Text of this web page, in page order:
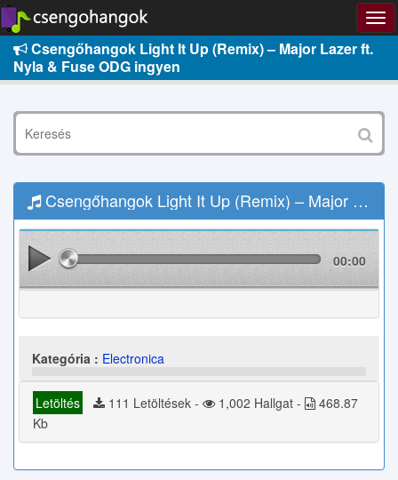
Csengőhangok Light It Up (Remix) – Major Lazer ft.
Nyla & Fuse ODG ingyen
Csengőhangok Light It Up (Remix) – Major Lazer ft. Nyla & Fuse ODG Letöltés
00:00
Kategória : Electronica
Letöltés 111 Letöltések - 1,002 Hallgat -
468.87
Kb